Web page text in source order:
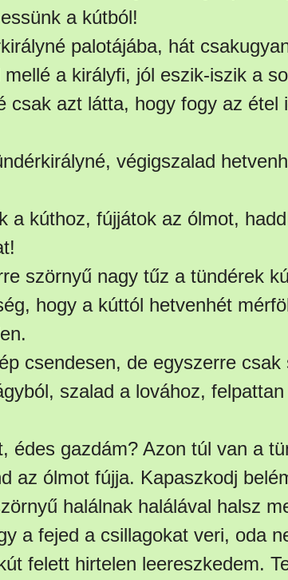
a kútból!
palotájába, hát
a királyfi, jól eszik-iszik a
csak azt látta, hogy fogy az étel
végigszalad
a kúthoz, fújjátok az ólmot,
szörnyű nagy tűz a tündérek
hogy a kúttól hetvenhét
csendesen, de egyszerre csak
szalad a lovához,
édes gazdám? Azon túl van a
az ólmot fújja. Kapaszkodj
halálnak halálával halsz
a fejed a csillagokat veri, oda
felett hirtelen leereszkedem.